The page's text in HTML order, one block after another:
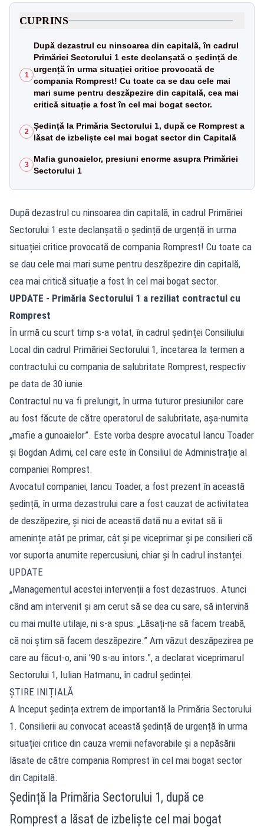
CUPRINS
1
După dezastrul cu ninsoarea din capitală, în cadrul
Primăriei Sectorului 1 este declanșată o ședință de
urgență în urma situației critice provocată de
compania Romprest! Cu toate ca se dau cele mai
mari sume pentru deszăpezire din capitală, cea mai
critică situație a fost în cel mai bogat sector.
2
Ședință la Primăria Sectorului 1, după ce Romprest a
lăsat de izbeliște cel mai bogat sector din Capitală
3
Mafia gunoaielor, presiuni enorme asupra Primăriei
Sectorului 1
După dezastrul cu ninsoarea din capitală, în cadrul Primăriei
Sectorului 1 este declanșată o ședință de urgență în urma
situației critice provocată de compania Romprest! Cu toate ca
se dau cele mai mari sume pentru deszăpezire din capitală,
cea mai critică situație a fost în cel mai bogat sector.
UPDATE - Primăria Sectorului 1 a reziliat contractul cu
Romprest
În urmă cu scurt timp s-a votat, în cadrul ședinței Consiliului
Local din cadrul Primăriei Sectorului 1, încetarea la termen a
contractului cu compania de salubritate Romprest, respectiv
pe data de 30 iunie.
Contractul nu va fi prelungit, în urma tuturor presiunilor care
au fost făcute de către operatorul de salubritate, așa-numita
„mafie a gunoaielor”. Este vorba despre avocatul Iancu Toader
și Bogdan Adimi, cel care este în Consiliul de Administrație al
companiei Romprest.
Avocatul companiei, Iancu Toader, a fost prezent în această
ședință, în urma dezastrului care a fost cauzat de activitatea
de deszăpezire, și nici de această dată nu a evitat să îi
amenințe atât pe primar, cât și pe viceprimar și pe consilieri că
vor suporta anumite repercusiuni, chiar și în cadrul instanței.
UPDATE
„Managementul acestei intervenții a fost dezastruos. Atunci
când am intervenit și am cerut să se dea cu sare, să intervină
cu mai multe utilaje, ni s-a spus: „Lăsați-ne să facem treabă,
că noi știm să facem deszăpezire.” Am văzut deszăpezirea pe
care au făcut-o, anii ’90 s-au întors.”, a declarat viceprimarul
Sectorului 1, Iulian Hatmanu, în cadrul ședinței.
ȘTIRE INIȚIALĂ
A început ședința extrem de importantă la Primăria Sectorului
1. Consilierii au convocat această ședință de urgență în urma
situației critice din cauza vremii nefavorabile și a nepăsării
lăsate de către compania Romprest în cel mai bogat sector
din Capitală.
Ședință la Primăria Sectorului 1, după ce
Romprest a lăsat de izbeliște cel mai bogat